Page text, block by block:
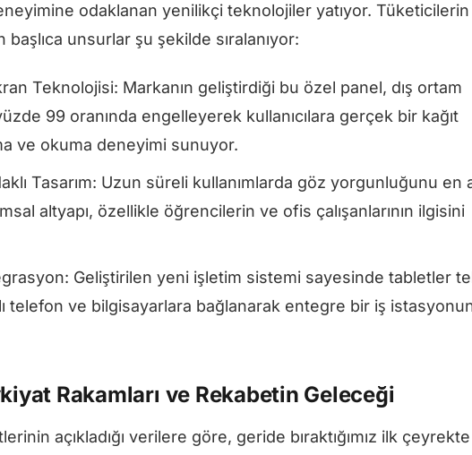
odaklanan yenilikçi teknolojiler yatıyor.
unsurlar şu şekilde sıralanıyor:
Teknolojisi: Markanın geliştirdiği bu özel panel, dış ortam
99 oranında engelleyerek kullanıcılara gerçek bir kağıt
ve okuma deneyimi sunuyor.
Tasarım: Uzun süreli kullanımlarda göz yorgunluğunu en
altyapı, özellikle öğrencilerin ve ofis çalışanlarının ilgisini
Geliştirilen yeni işletim sistemi sayesinde tabletler
telefon ve bilgisayarlara bağlanarak entegre bir iş
Rakamları ve Rekabetin Geleceği
açıkladığı verilere göre, geride bıraktığımız ilk